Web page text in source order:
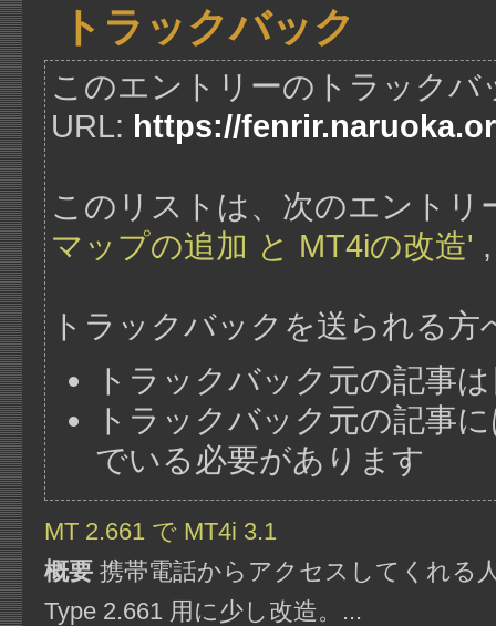
トラックバック
このエントリーのトラックバ
URL: https://
このリストは、次のエント
マップの追加 と MT4iの改造'
トラックバックを送られる方
トラックバック元の記事
トラックバック元の記事
でいる必要があります
MT 2.661 で MT4i 3.1
概要 携帯電話からアクセスしてくれる
Type 2.661 用に少し改造。...